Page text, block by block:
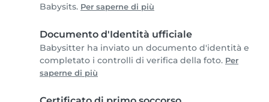
Babysits. Per saperne di più
Documento d'Identità ufficiale
Babysitter ha inviato un documento d'identità e
completato i controlli di verifica della foto. Per
saperne di più